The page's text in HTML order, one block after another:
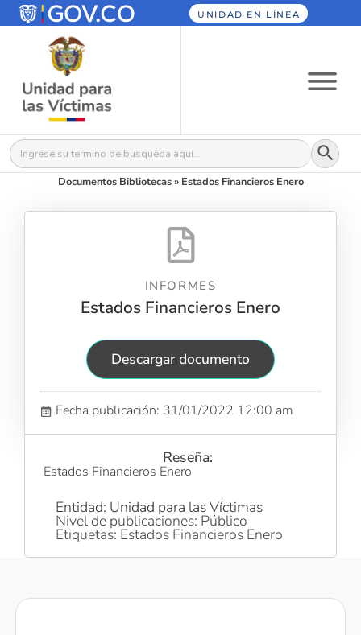
UNIDAD EN LÍNEA
Buscar: Botón
Documentos Bibliotecas» Estados Financieros Enero
INFORMES
Estados Financieros Enero
Descargar documento
Fecha publicación: 31/01/2022 12:00 am
Reseña:
Estados Financieros Enero
Entidad: Unidad para las Víctimas
Nivel de publicaciones: Público
Etiquetas: Estados Financieros Enero